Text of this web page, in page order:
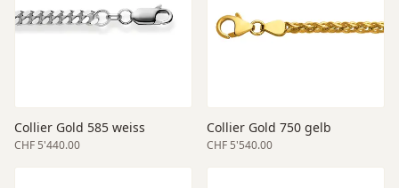
Collier Gold 585 weiss
CHF 5'440.00
Collier Gold 750 gelb
CHF 5'540.00